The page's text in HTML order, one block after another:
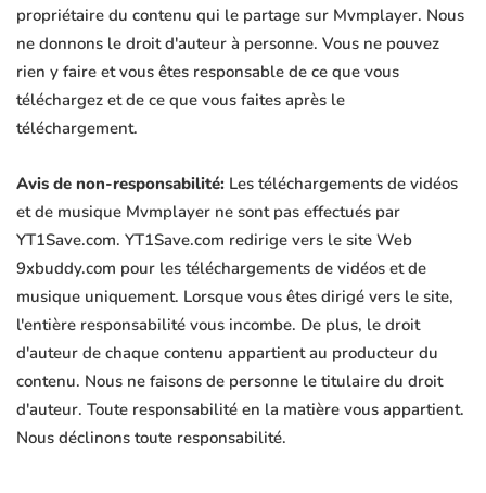
propriétaire du contenu qui le partage sur Mvmplayer. Nous
ne donnons le droit d'auteur à personne. Vous ne pouvez
rien y faire et vous êtes responsable de ce que vous
téléchargez et de ce que vous faites après le
téléchargement.
Avis de non-responsabilité: Les téléchargements de vidéos
et de musique Mvmplayer ne sont pas effectués par
YT1Save.com. YT1Save.com redirige vers le site Web
9xbuddy.com pour les téléchargements de vidéos et de
musique uniquement. Lorsque vous êtes dirigé vers le site,
l'entière responsabilité vous incombe. De plus, le droit
d'auteur de chaque contenu appartient au producteur du
contenu. Nous ne faisons de personne le titulaire du droit
d'auteur. Toute responsabilité en la matière vous appartient.
Nous déclinons toute responsabilité.